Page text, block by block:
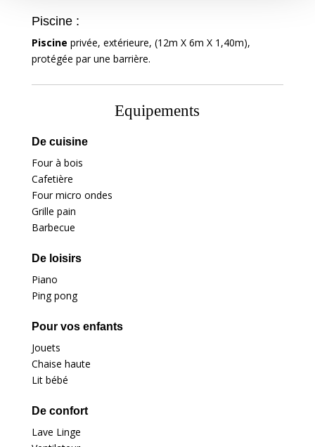
Piscine :
Piscine privée, extérieure, (12m X 6m X 1,40m),
protégée par une barrière.
Equipements
De cuisine
Four à bois
Cafetière
Four micro ondes
Grille pain
Barbecue
De loisirs
Piano
Ping pong
Pour vos enfants
Jouets
Chaise haute
Lit bébé
De confort
Lave Linge